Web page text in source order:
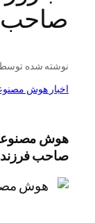
صاحب
نوشته شده
اخبار هوش
صاحب